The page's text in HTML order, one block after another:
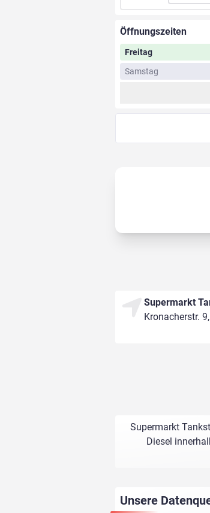
Öffnungszeiten
Freitag
Samstag
Supermarkt
Kronacherstr.
Supermarkt
Diesel
Unsere